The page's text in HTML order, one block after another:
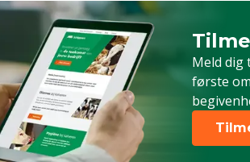
Meld dig
første